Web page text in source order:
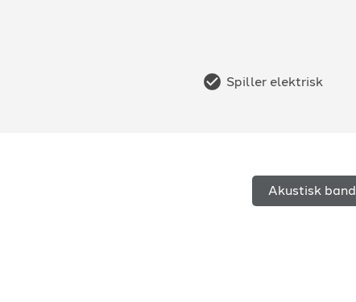
Spiller elektrisk
Akustisk band